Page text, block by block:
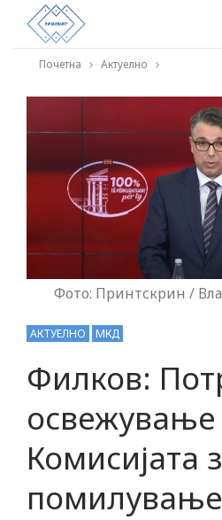
Почетна Актуелно
Фото: Принтскрин /
АКТУЕЛНО МКД
Филков:
освежување
Комисијата
помилување